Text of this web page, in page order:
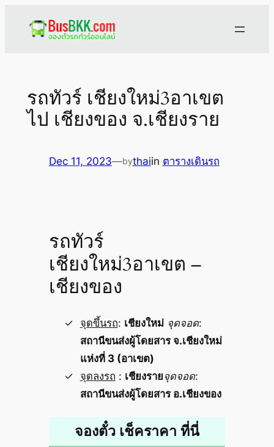
รถทัวร์ เชียงใหม่3อาเขต
ไป เชียงของ จ.เชียงราย
Dec 11, 2023—bythaiin ตารางเดินรถ
รถทัวร์
เชียงใหม่3อาเขต –
เชียงของ
จุดขึ้นรถ: เชียงใหม่ จุดจอด:
สถานีขนส่งผู้โดยสาร จ.เชียงใหม่
แห่งที่ 3 (อาเขต)
จุดลงรถ : เชียงราย จุดจอด:
สถานีขนส่งผู้โดยสาร อ.เชียงของ
จองตั๋ว เช็คราคา ที่นี่